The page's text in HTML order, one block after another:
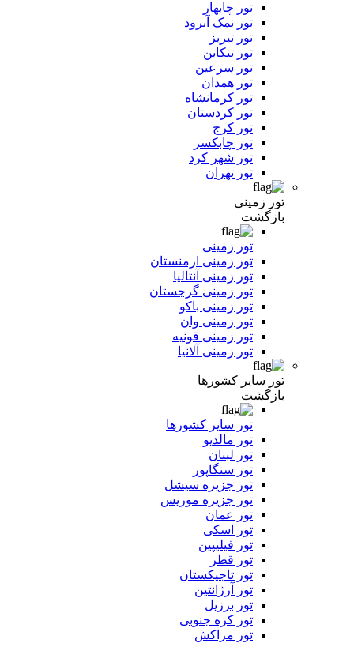
تور چابهار
تور نمک آبرود
تور تبریز
تور تنکابن
تور سرعین
تور همدان
تور کرمانشاه
تور کردستان
تور کرج
تور چابکسر
تور شهر کرد
تور تهران
تور زمینی
بازگشت
تور زمینی
تور زمینی ارمنستان
تور زمینی آنتالیا
تور زمینی گرجستان
تور زمینی باکو
تور زمینی وان
تور زمینی قونیه
تور زمینی آلانیا
تور سایر کشورها
بازگشت
تور سایر کشورها
تور مالدیو
تور لبنان
تور سنگاپور
تور جزیره سیشل
تور جزیره موریس
تور عمان
تور اسکی
تور فیلیپین
تور قطر
تور تاجیکستان
تور آرژانتین
تور برزیل
تور کره جنوبی
تور مراکش